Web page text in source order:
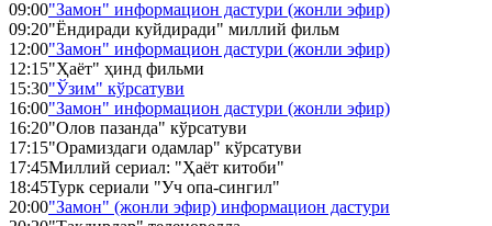
09:00"Замон" информацион дастури (жонли эфир)
09:20"Ёндиради куйдиради" миллий фильм
12:00"Замон" информацион дастури (жонли эфир)
12:15"Ҳаёт" ҳинд фильми
15:30"Ўзим" кўрсатуви
16:00"Замон" информацион дастури (жонли эфир)
16:20"Олов пазанда" кўрсатуви
17:15"Орамиздаги одамлар" кўрсатуви
17:45Миллий сериал: "Ҳаёт китоби"
18:45Турк сериали "Уч опа-сингил"
20:00"Замон" (жонли эфир) информацион дастури